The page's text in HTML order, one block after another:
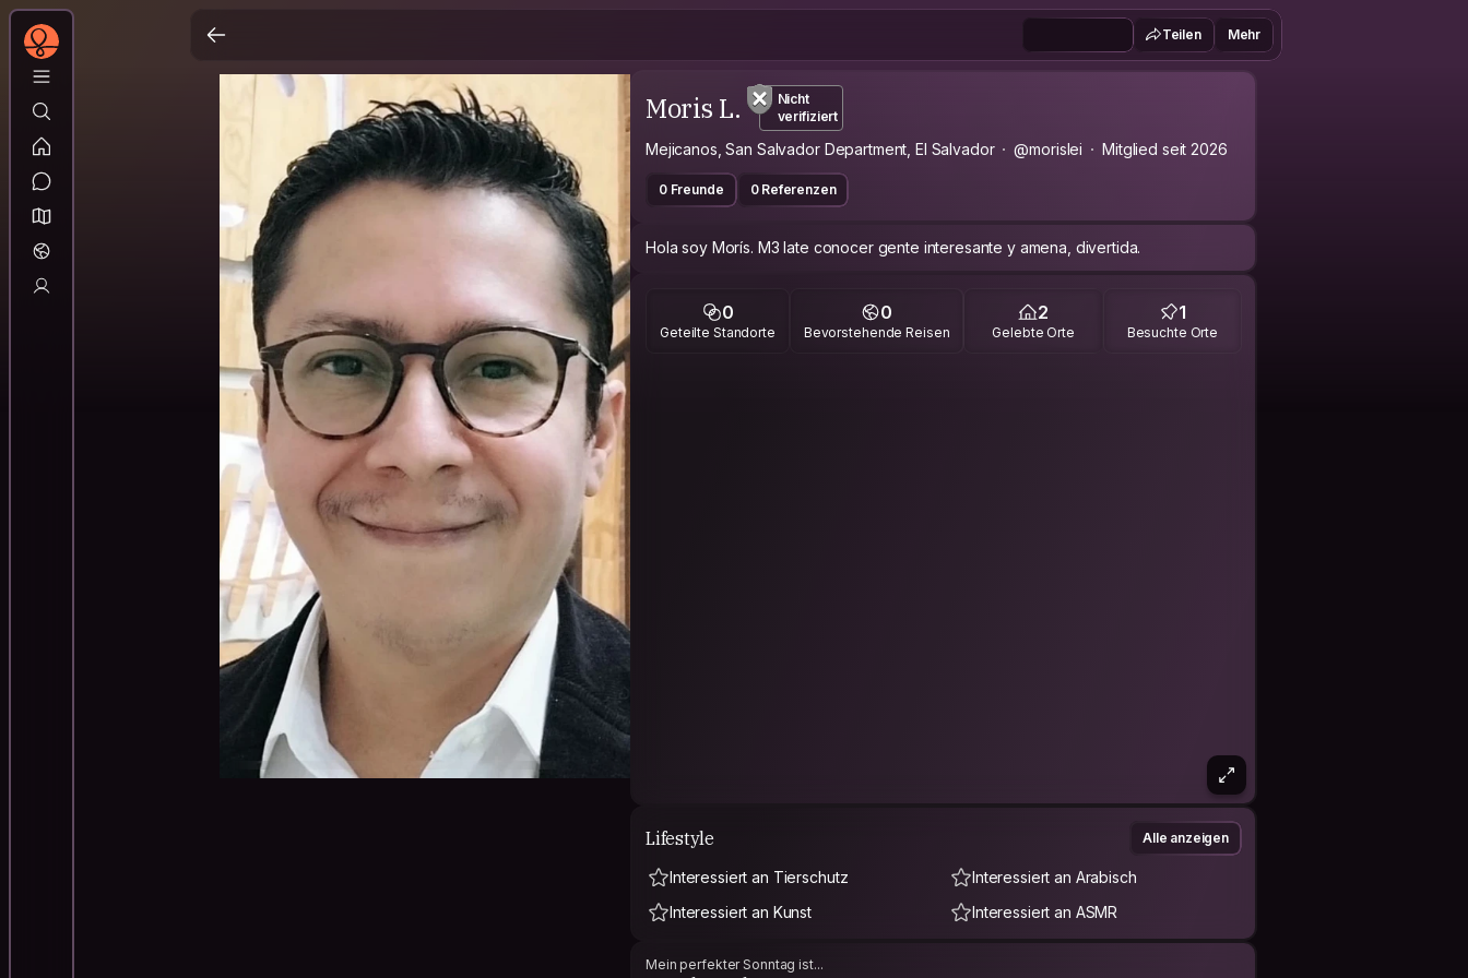
Teilen Mehr
Moris L.
Nicht
verifiziert
Mejicanos, San Salvador Department, El Salvador @morislei Mitglied seit 2026
0 Freunde 0 Referenzen
Hola soy Morís. M3 late conocer gente interesante y amena, divertida.
0
Geteilte Standorte
0
Bevorstehende Reisen
2
Gelebte Orte
1
Besuchte Orte
Lifestyle Alle anzeigen
Interessiert an Tierschutz
Interessiert an Arabisch
Interessiert an Kunst
Interessiert an ASMR
Mein perfekter Sonntag ist...